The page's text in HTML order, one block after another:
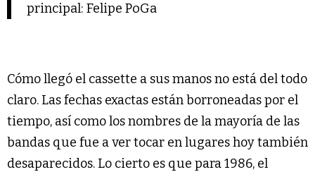
principal: Felipe PoGa
Cómo llegó el cassette a sus manos no está del todo
claro. Las fechas exactas están borroneadas por el
tiempo, así como los nombres de la mayoría de las
bandas que fue a ver tocar en lugares hoy también
desaparecidos. Lo cierto es que para 1986, el